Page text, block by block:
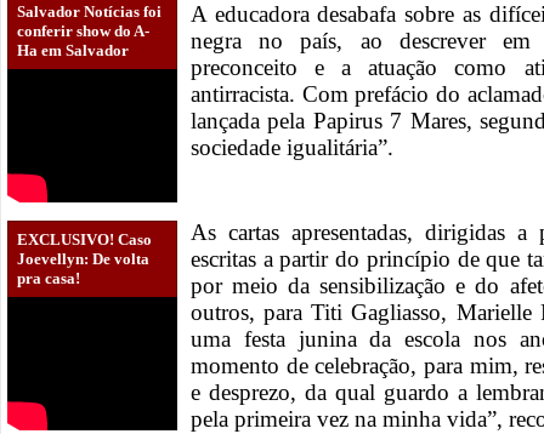
Salvador Notícias foi
conferir show do A-
Ha em Salvador
EXCLUSIVO! Caso
Joevellyn: De volta
pra casa!
A educadora desabafa sobre as
negra no país, ao descrever em
preconceito e a atuação como
antirracista. Com prefácio do
lançada pela Papirus 7 Mares,
sociedade igualitária”.
As cartas apresentadas, dirigidas a
escritas a partir do princípio de que
por meio da sensibilização e do
outros, para Titi Gagliasso, Marielle
uma festa junina da escola nos
momento de celebração, para mim,
e desprezo, da qual guardo a
pela primeira vez na minha vida”,